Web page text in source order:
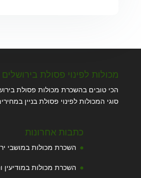
מכולות לפינוי פסולת בירושלים
הכי טובים בהשכרת מכולות פסולת
סוגי המכולות לפינוי פסולת בניין
כתבות אחרונות
השכרת מכולות במושבי
השכרת מכולות במודיעין